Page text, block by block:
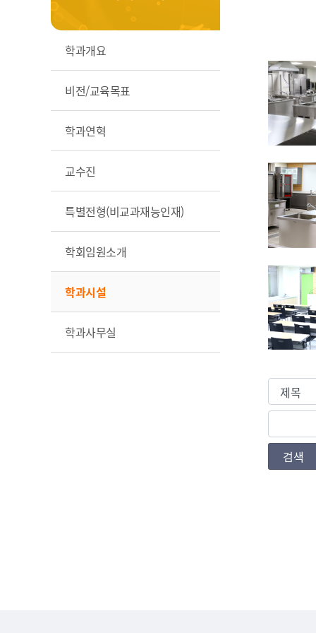
학과개요
비전/교육목표
학과연혁
교수진
특별전형(비교과재능인재)
학회임원소개
학과시설
학과사무실
검색조건
검색값
검색